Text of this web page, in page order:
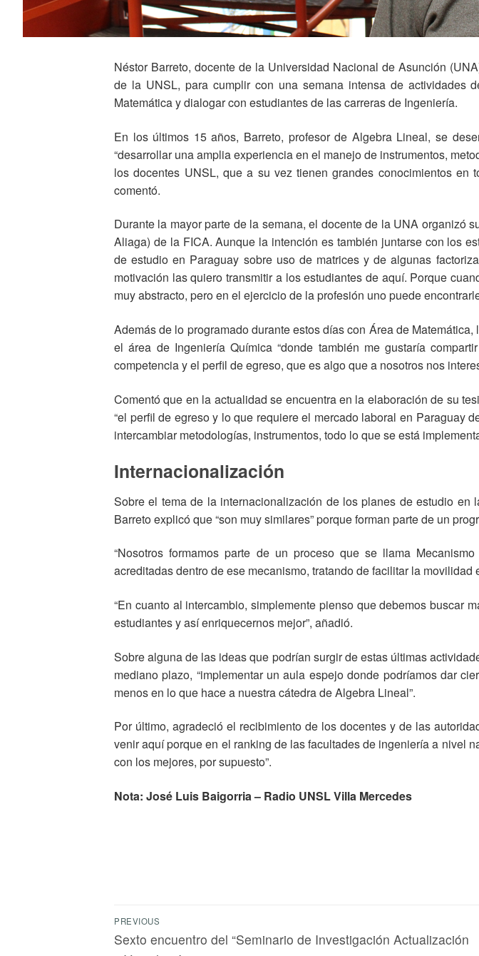
Néstor Barreto, docente de la Universidad Nacional de Asunción
de la UNSL, para cumplir con una semana intensa de actividades
Matemática y dialogar con estudiantes de las carreras de Ingeniería.
En los últimos 15 años, Barreto, profesor de Algebra Lineal, se
“desarrollar una amplia experiencia en el manejo de instrumentos,
los docentes UNSL, que a su vez tienen grandes conocimientos en
comentó.
Durante la mayor parte de la semana, el docente de la UNA organizó
Aliaga) de la FICA. Aunque la intención es también juntarse con los
de estudio en Paraguay sobre uso de matrices y de algunas
motivación las quiero transmitir a los estudiantes de aquí. Porque
muy abstracto, pero en el ejercicio de la profesión uno puede
Además de lo programado durante estos días con Área de
el área de Ingeniería Química “donde también me gustaría
competencia y el perfil de egreso, que es algo que a nosotros nos
Comentó que en la actualidad se encuentra en la elaboración de su
“el perfil de egreso y lo que requiere el mercado laboral en Paraguay
intercambiar metodologías, instrumentos, todo lo que se está
Internacionalización
Sobre el tema de la internacionalización de los planes de estudio
Barreto explicó que “son muy similares” porque forman parte de un
“Nosotros formamos parte de un proceso que se llama
acreditadas dentro de ese mecanismo, tratando de facilitar la
“En cuanto al intercambio, simplemente pienso que debemos buscar
estudiantes y así enriquecernos mejor”, añadió.
Sobre alguna de las ideas que podrían surgir de estas últimas
mediano plazo, “implementar un aula espejo donde podríamos dar
menos en lo que hace a nuestra cátedra de Algebra Lineal”.
Por último, agradeció el recibimiento de los docentes y de las
venir aquí porque en el ranking de las facultades de ingeniería a nivel
con los mejores, por supuesto”.
Nota: José Luis Baigorria – Radio UNSL Villa Mercedes
PREVIOUS
Sexto encuentro del “Seminario de Investigación Actualización